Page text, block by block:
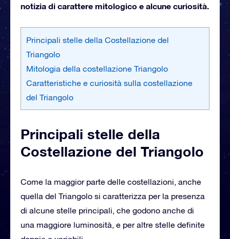
notizia di carattere mitologico e alcune curiosità.
Principali stelle della Costellazione del
Triangolo
Mitologia della costellazione Triangolo
Caratteristiche e curiosità sulla costellazione
del Triangolo
Principali stelle della
Costellazione del Triangolo
Come la maggior parte delle costellazioni, anche
quella del Triangolo si caratterizza per la presenza
di alcune stelle principali, che godono anche di
una maggiore luminosità, e per altre stelle definite